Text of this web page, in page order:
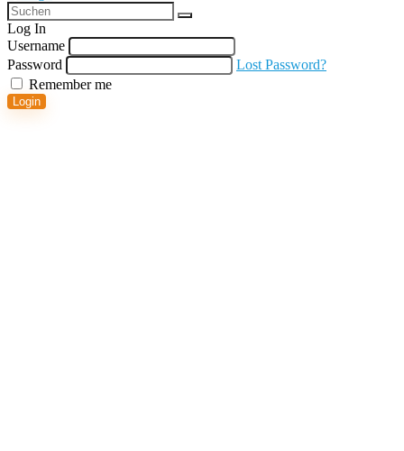
Log In
Username
Password
Lost Password?
Remember me
Login